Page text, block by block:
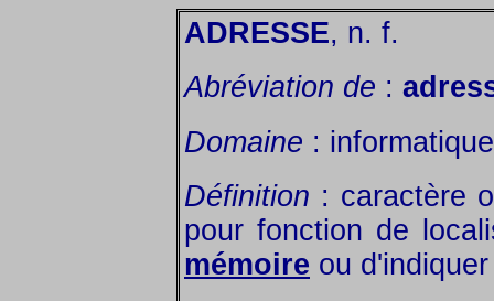
ADRESSE, n. f.
Abréviation de :
Domaine :
Définition : caractère
pour fonction de
mémoire ou